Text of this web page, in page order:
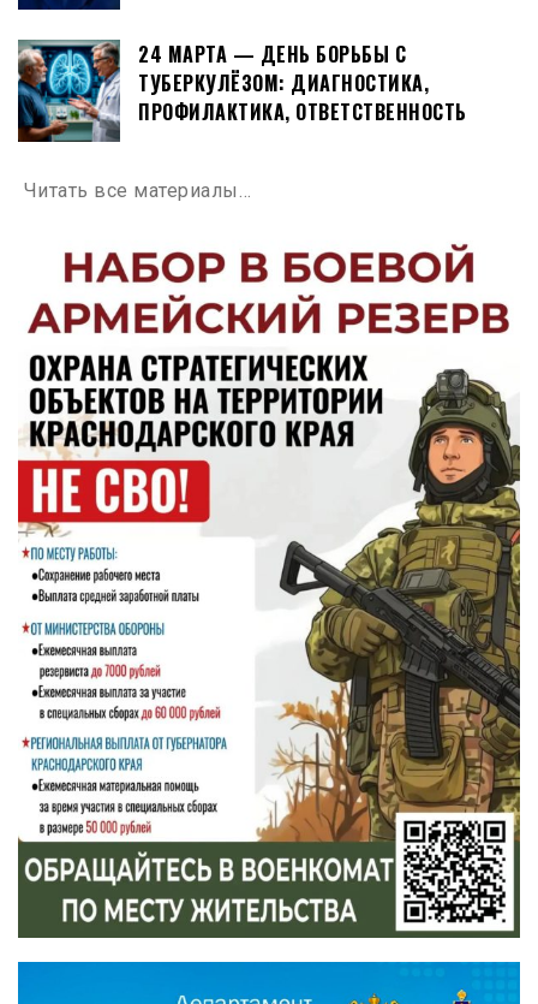
24 МАРТА — ДЕНЬ БОРЬБЫ С
ТУБЕРКУЛЁЗОМ: ДИАГНОСТИКА,
ПРОФИЛАКТИКА, ОТВЕТСТВЕННОСТЬ
Читать все материалы…